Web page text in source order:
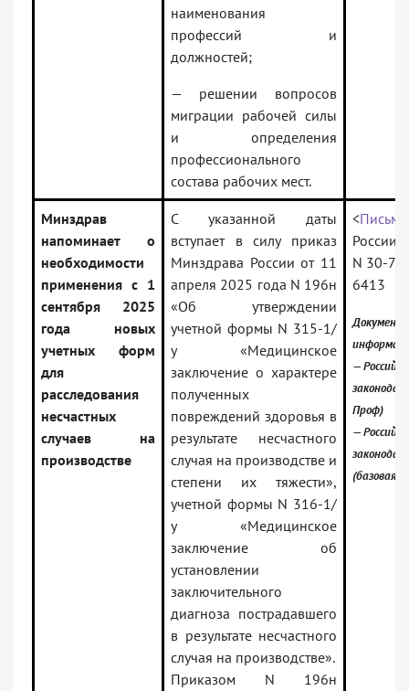
наименования
профессий и
должностей;
— решении вопросов
миграции рабочей силы
и определения
профессионального
состава рабочих мест.
Минздрав
напоминает о
необходимости
применения с 1
сентября 2025
года новых
учетных форм
для
расследования
несчастных
случаев на
производстве
С указанной даты
вступает в силу приказ
Минздрава России от 11
апреля 2025 года N 196н
«Об утверждении
учетной формы N 315-1/
у «Медицинское
заключение о характере
полученных
повреждений здоровья в
результате несчастного
случая на производстве и
степени их тяжести»,
учетной формы N 316-1/
у «Медицинское
заключение об
установлении
заключительного
диагноза пострадавшего
в результате несчастного
случая на производстве».
Приказом N 196н
<
России
N 30-7/
6413
Документ
—
Проф)
—
(базовая